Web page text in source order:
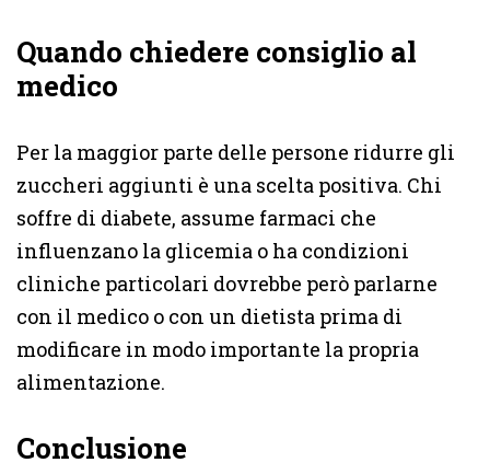
Quando chiedere consiglio al
medico
Per la maggior parte delle persone ridurre gli
zuccheri aggiunti è una scelta positiva. Chi
soffre di diabete, assume farmaci che
influenzano la glicemia o ha condizioni
cliniche particolari dovrebbe però parlarne
con il medico o con un dietista prima di
modificare in modo importante la propria
alimentazione.
Conclusione